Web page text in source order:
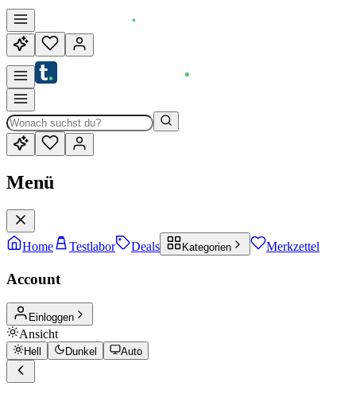
Menü
Home Testlabor Deals Kategorien Merkzettel
Account
Einloggen
Ansicht
Hell Dunkel Auto